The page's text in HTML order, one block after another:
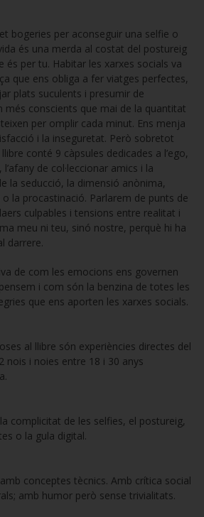
bogeries per aconseguir una selfie o
és una merda al costat del postureig
és per tu. Habitar les xarxes socials va
que ens obliga a fer viatges perfectes,
plats suculents i presumir de
més conscients que mai de la quantitat
per omplir cada minut. Ens menja
i la inseguretat. Però sobretot
conté 9 càpsules dedicades a l’ego,
de col·leccionar amics i la
la seducció, la dimensió anònima,
o la procastinació. Parlarem de punts de
culpables i tensions entre realitat i
meu ni teu, sinó nostre, perquè hi ha
darrere.
de com les emocions ens governen
i com són la benzina de totes les
que ens aporten les xarxes socials.
al llibre són experiències directes del
nois i noies entre 18 i 30 anys
complicitat de les selfies, el postureig,
o la gula digital.
conceptes tècnics. Amb crítica social
amb humor però sense trivialitats.